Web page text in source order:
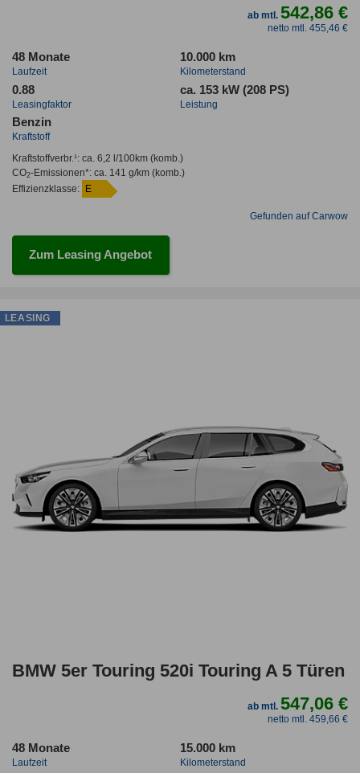
ab mtl.542,86 €
netto mtl. 455,46 €
48 Monate
Laufzeit
10.000 km
Kilometerstand
0.88
Leasingfaktor
ca. 153 kW (208 PS)
Leistung
Benzin
Kraftstoff
Kraftstoffverbr.¹: ca. 6,2 l/100km(komb.)
CO2-Emissionen*: ca. 141 g/km(komb.)
Effizienzklasse: E
Gefunden auf Carwow
Zum Leasing Angebot
BMW 5er Touring 520i Touring A 5 Türen
ab mtl.547,06 €
netto mtl. 459,66 €
48 Monate
Laufzeit
15.000 km
Kilometerstand
LEASING